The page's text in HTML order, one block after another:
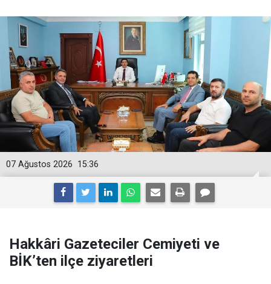
15:36
07 Ağustos 2026
Hakkâri Gazeteciler Cemiyeti ve
BİK’ten ilçe ziyaretleri